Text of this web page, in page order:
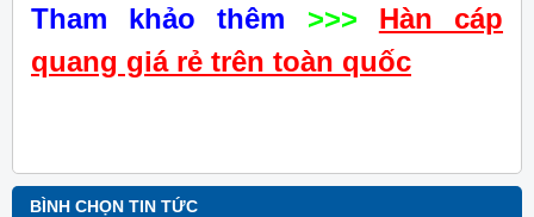
Tham khảo thêm >>> Hàn cáp
quang giá rẻ trên toàn quốc
BÌNH CHỌN TIN TỨC